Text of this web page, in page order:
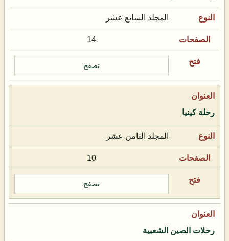
المجلد السابع عشر
14
تصفح
رحلة كينيا
المجلد الثامن عشر
10
تصفح
رحلات الصين الشعبية